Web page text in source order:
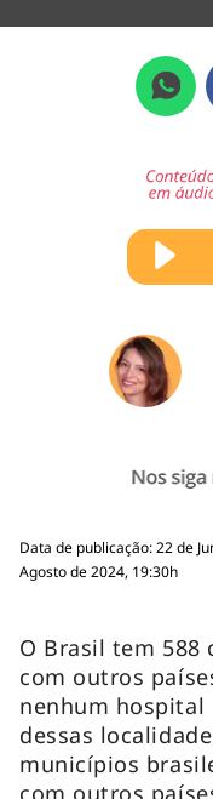
Data de publicação: 22 de
Agosto de 2024, 19:30h
O Brasil tem 588
com outros
nenhum hospital
dessas
municípios
com outros